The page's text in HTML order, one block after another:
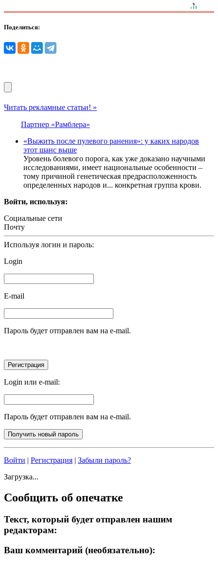
Поделиться:
Читать рекламные статьи! »
Партнер «Рамблера»
«Выжить после пулевого ранения»: у каких народов
этот шанс выше
Уровень болевого порога, как уже доказано научными
исследованиями, имеет национальные особенности –
тому причиной генетическая предрасположенность
определенных народов и... конкретная группа крови.
Войти, используя:
Социальные сети
Почту
Используя логин и пароль:
Login
E-mail
Пароль будет отправлен вам на e-mail.
Login или e-mail:
Пароль будет отправлен вам на e-mail.
Войти | Регистрация | Забыли пароль?
Загрузка...
Сообщить об опечатке
Текст, который будет отправлен нашим
редакторам:
Ваш комментарий (необязательно):